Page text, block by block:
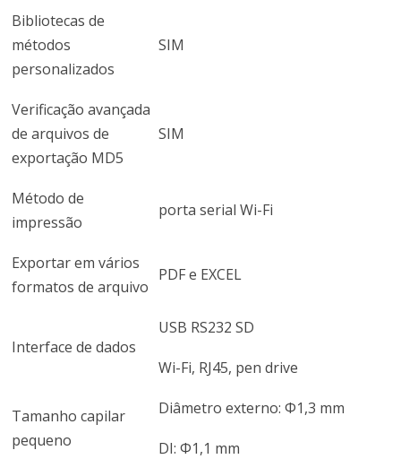
Bibliotecas de
métodos
personalizados
SIM
Verificação avançada
de arquivos de
exportação MD5
SIM
Método de
impressão
porta serial Wi-Fi
Exportar em vários
formatos de arquivo
PDF e EXCEL
Interface de dados
USB RS232 SD
Wi-Fi, RJ45, pen drive
Tamanho capilar
pequeno
Diâmetro externo: Φ1,3 mm
DI: Φ1,1 mm